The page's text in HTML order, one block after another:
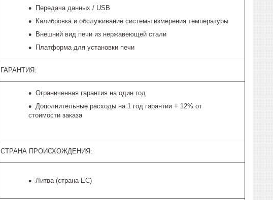
Передача данных / USB
Калибровка и обслуживание системы измерения температуры
Внешний вид печи из нержавеющей стали
Платформа для установки печи
ГАРАНТИЯ:
Ограниченная гарантия на один год
Дополнительные расходы на 1 год гарантии + 12% от
стоимости заказа
СТРАНА ПРОИСХОЖДЕНИЯ:
Литва (страна ЕС)